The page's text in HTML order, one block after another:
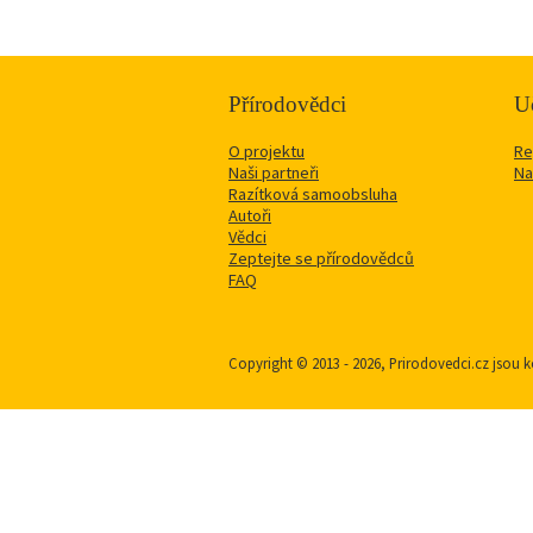
Přírodovědci
O projektu
Naši partneři
Razítková samoobsluha
Autoři
Vědci
Zeptejte se přírodovědců
FAQ
Copyright © 2013 - 2026, Prirodovedci.cz